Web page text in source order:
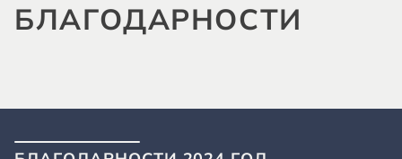
БЛАГОДАРНОСТИ